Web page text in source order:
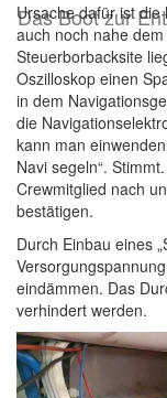
Das Boot zur
Ursache dafür ist
auch noch nahe
Steuerborbacksite
Oszilloskop einen
in dem
die
kann man
Navi segeln“.
Crewmitglied nach
bestätigen.
Durch Einbau eines
eindämmen. Das
verhindert werden.